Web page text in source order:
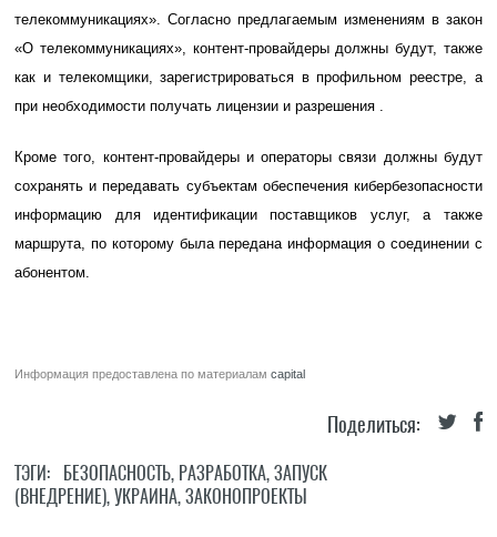
телекоммуникациях». Согласно предлагаемым изменениям в закон
«О телекоммуникациях», контент-провайдеры должны будут, также
как и телекомщики, зарегистрироваться в профильном реестре, а
при необходимости получать лицензии и разрешения .
Кроме того, контент-провайдеры и операторы связи должны будут
сохранять и передавать субъектам обеспечения кибербезопасности
информацию для идентификации поставщиков услуг, а также
маршрута, по которому была передана информация о соединении с
абонентом.
Информация предоставлена по материаламcapital
Поделиться:
ТЭГИ: БЕЗОПАСНОСТЬ, РАЗРАБОТКА,ЗАПУСК
(ВНЕДРЕНИЕ),УКРАИНА,ЗАКОНОПРОЕКТЫ